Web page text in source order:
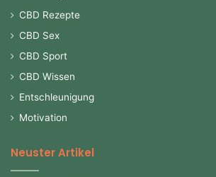
CBD Rezepte
CBD Sex
CBD Sport
CBD Wissen
Entschleunigung
Motivation
Neuster Artikel